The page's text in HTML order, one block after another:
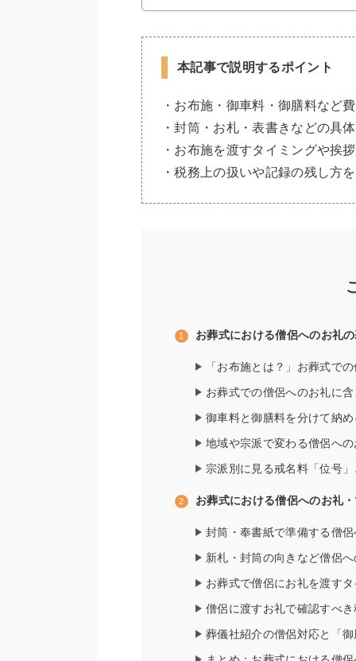
本記事で説明するポイント
・お布施・御車料・御膳料など
・封筒・お札・表書きなどの具
・お布施を渡すタイミングや挨
・税務上の扱いや記録の残し方
お葬式における僧侶へのお礼
「お布施とは？」お葬式で
お葬式での僧侶へのお礼に
御車料と御膳料を分けて納
地域や宗派で変わる僧侶へ
宗派別に見る戒名料「位号
お葬式における僧侶へのお礼
封筒・奉書紙で準備する僧
新札・封筒の向きなど僧侶
お葬式で僧侶にお礼を渡す
僧侶に渡すお礼で確認すべ
葬儀社紹介の僧侶対応と「